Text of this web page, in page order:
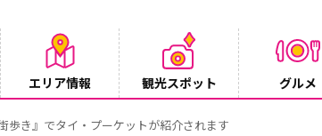
エリア情報 観光スポット グルメ
歩き』でタイ・プーケットが紹介されます